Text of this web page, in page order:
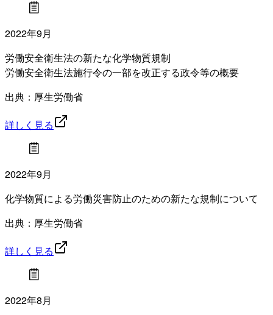
2022年9月
労働安全衛生法の新たな化学物質規制
労働安全衛生法施行令の一部を改正する政令等の概要
出典：厚生労働省
詳しく見る
2022年9月
化学物質による労働災害防止のための新たな規制について
出典：厚生労働省
詳しく見る
2022年8月